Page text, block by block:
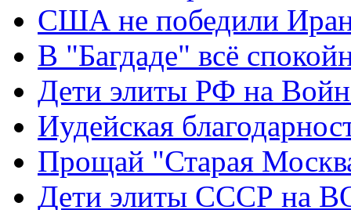
США не победили
В "Багдаде" всё
Дети элиты РФ на
Иудейская
Прощай "Старая
Дети элиты СССР на